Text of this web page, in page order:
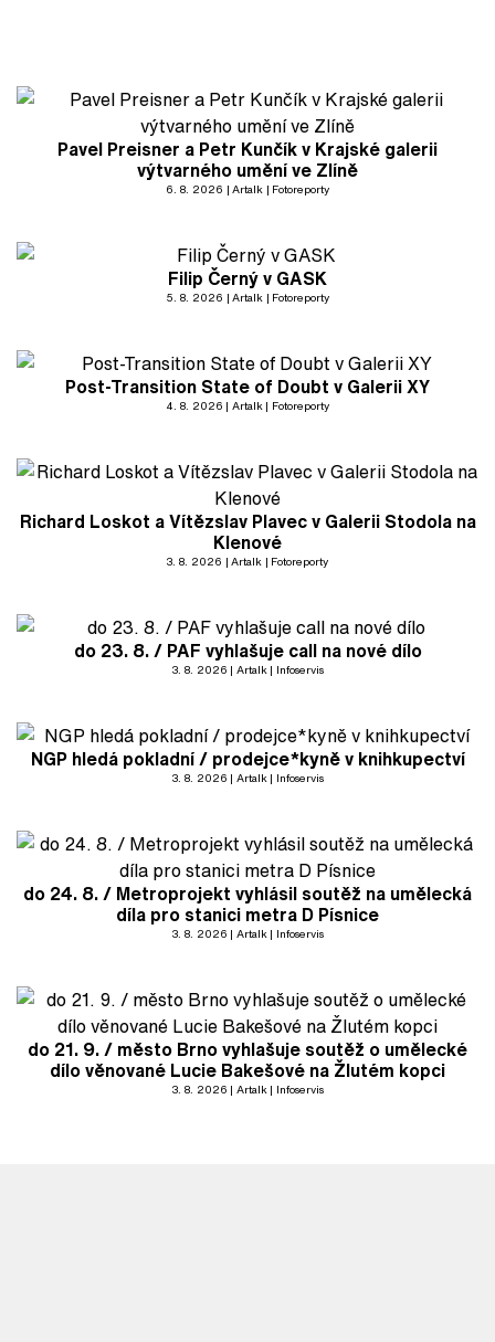
Pavel Preisner a Petr Kunčík v Krajské galerii
výtvarného umění ve Zlíně
6. 8. 2026 Artalk Fotoreporty
Filip Černý v GASK
5. 8. 2026 Artalk Fotoreporty
Post-Transition State of Doubt v Galerii XY
4. 8. 2026 Artalk Fotoreporty
Richard Loskot a Vítězslav Plavec v Galerii Stodola na
Klenové
3. 8. 2026 Artalk Fotoreporty
do 23. 8. / PAF vyhlašuje call na nové dílo
3. 8. 2026 Artalk Infoservis
NGP hledá pokladní / prodejce*kyně v knihkupectví
3. 8. 2026 Artalk Infoservis
do 24. 8. / Metroprojekt vyhlásil soutěž na umělecká
díla pro stanici metra D Písnice
3. 8. 2026 Artalk Infoservis
do 21. 9. / město Brno vyhlašuje soutěž o umělecké
dílo věnované Lucie Bakešové na Žlutém kopci
3. 8. 2026 Artalk Infoservis